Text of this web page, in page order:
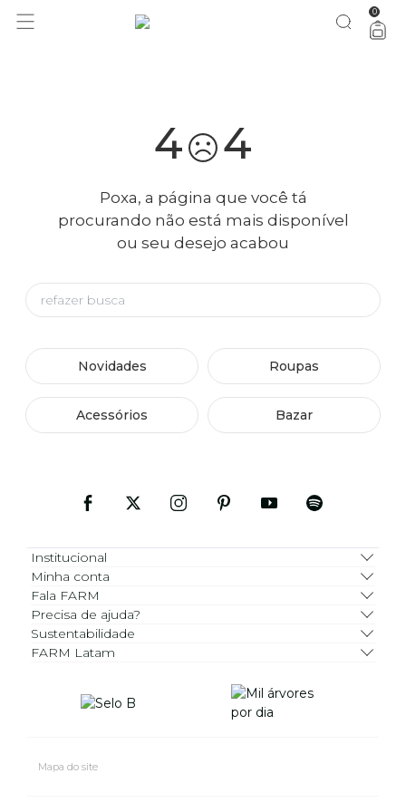
você merece 30% OFF pra comemorar com a gente aproveita! 0
4 4
Poxa, a página que você tá
procurando não está mais disponível
ou seu desejo acabou
Novidades Roupas
Acessórios Bazar
Institucional
Minha conta
Fala FARM
Precisa de ajuda?
Sustentabilidade
FARM Latam
Mapa do site